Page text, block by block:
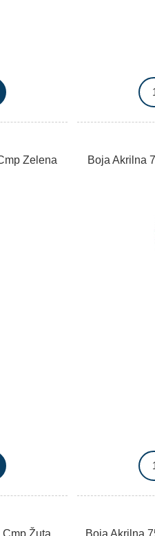
Zelena Boja Akrilna
Žuta Boja Akrilna